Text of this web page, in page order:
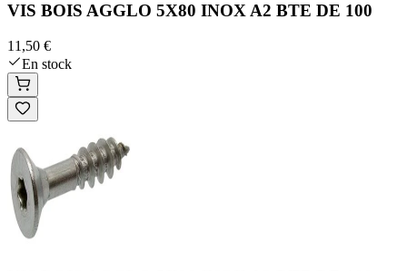
VIS BOIS AGGLO 5X80 INOX A2 BTE DE 100
11,50 €
En stock